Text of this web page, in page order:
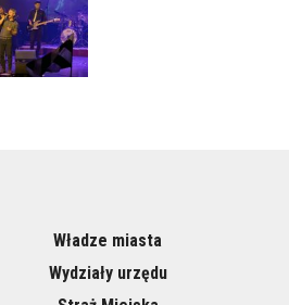
Władze miasta
Wydziały urzędu